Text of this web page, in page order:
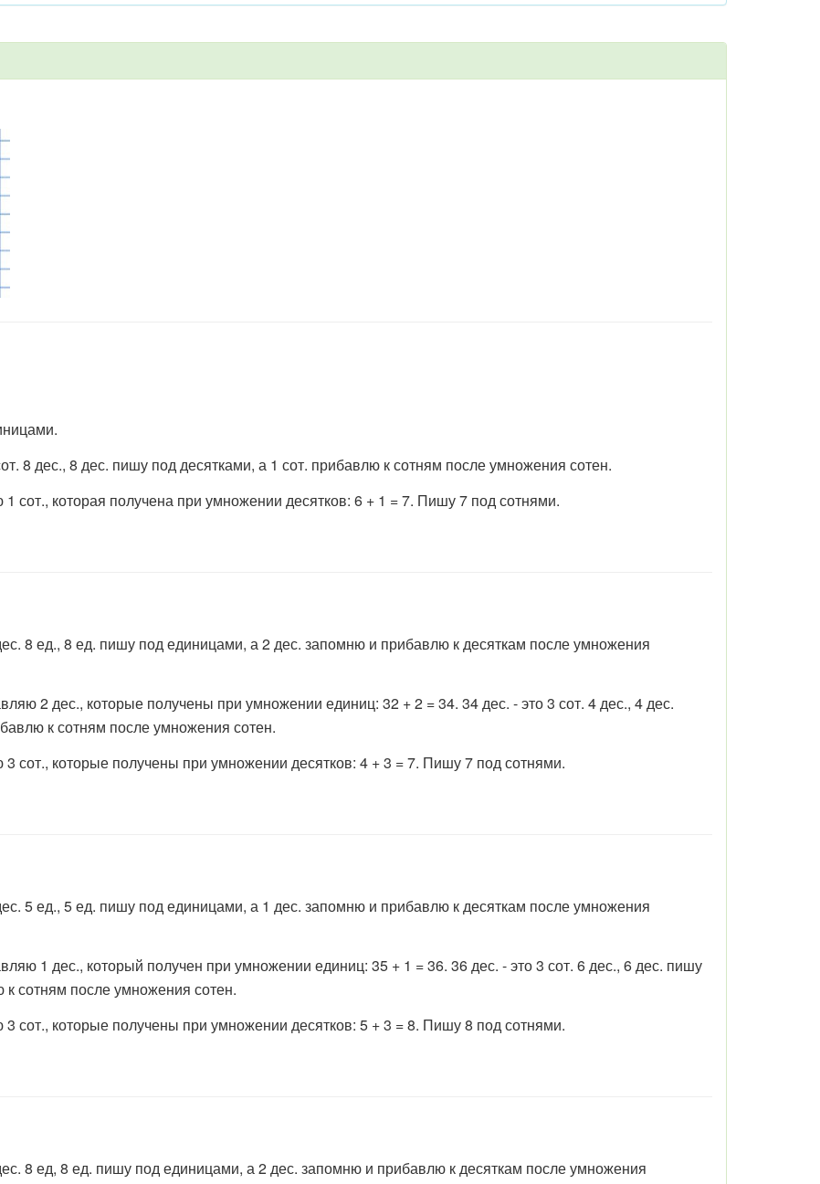
8 дес., 8 дес. пишу под десятками, а 1 сот. прибавлю к сотням после умножения сотен.
сот., которая получена при умножении десятков: 6 + 1 = 7. Пишу 7 под сотнями.
8 ед., 8 ед. пишу под единицами, а 2 дес. запомню и прибавлю к десяткам после умножения
2 дес., которые получены при умножении единиц: 32 + 2 = 34. 34 дес. - это 3 сот. 4 дес., 4 дес.
к сотням после умножения сотен.
сот., которые получены при умножении десятков: 4 + 3 = 7. Пишу 7 под сотнями.
5 ед., 5 ед. пишу под единицами, а 1 дес. запомню и прибавлю к десяткам после умножения
1 дес., который получен при умножении единиц: 35 + 1 = 36. 36 дес. - это 3 сот. 6 дес., 6 дес. пишу
сотням после умножения сотен.
сот., которые получены при умножении десятков: 5 + 3 = 8. Пишу 8 под сотнями.
8 ед, 8 ед. пишу под единицами, а 2 дес. запомню и прибавлю к десяткам после умножения